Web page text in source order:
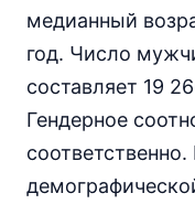
медианный
год. Число
составляет 19
Гендерное